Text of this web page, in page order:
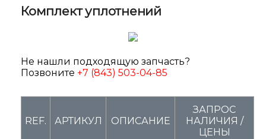
Комплект уплотнений
Не нашли подходящую запчасть?
Позвоните +7 (843) 503-04-85
REF. АРТИКУЛ ОПИСАНИЕ
ЗАПРОС
НАЛИЧИЯ /
ЦЕНЫ